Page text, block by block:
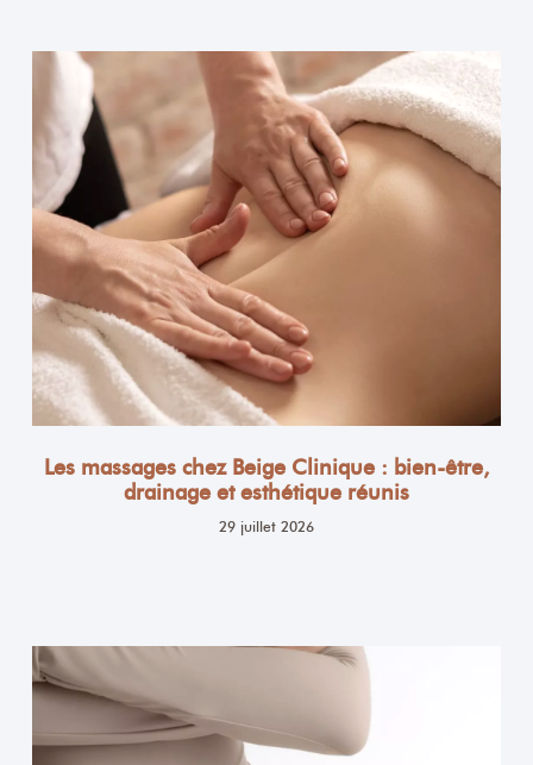
Les massages chez Beige Clinique : bien-être,
drainage et esthétique réunis
29 juillet 2026